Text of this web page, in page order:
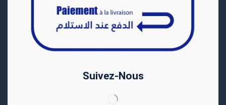
Suivez-Nous